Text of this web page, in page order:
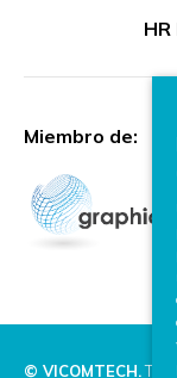
Miembro de:
© VICOMTECH.